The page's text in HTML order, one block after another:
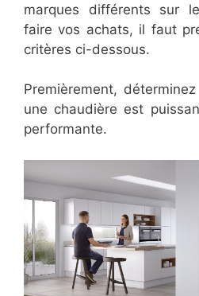
marques différents sur
faire vos achats, il faut
critères ci-dessous.
Premièrement,
une chaudière est
performante.